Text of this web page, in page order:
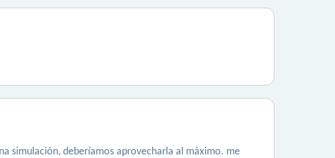
simulación, deberíamos aprovecharla al máximo. me